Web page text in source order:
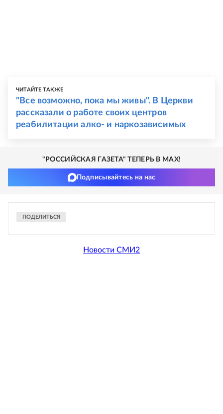
ЧИТАЙТЕ ТАКЖЕ
"Все возможно, пока мы живы". В Церкви
рассказали о работе своих центров
реабилитации алко- и наркозависимых
"РОССИЙСКАЯ ГАЗЕТА" ТЕПЕРЬ В MAX!
Подписывайтесь на нас
ПОДЕЛИТЬСЯ
Новости СМИ2